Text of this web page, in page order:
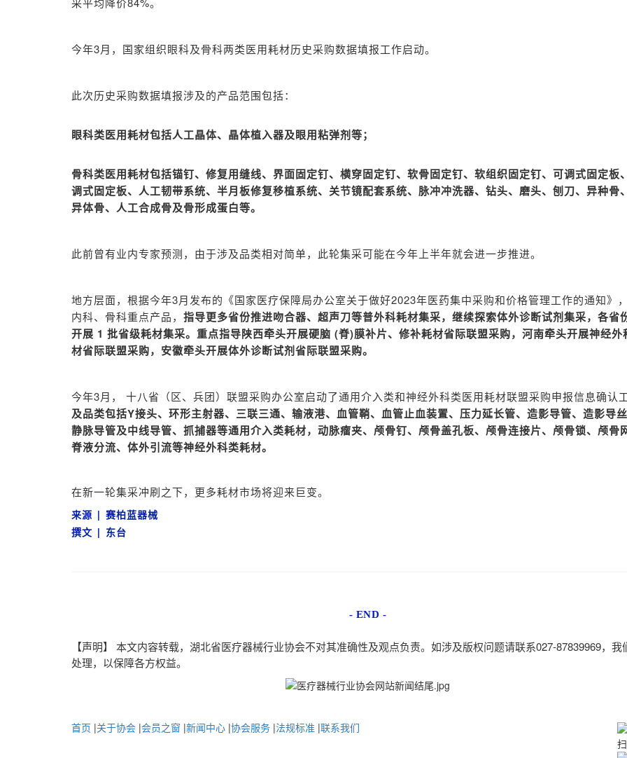
今年3月，国家组织眼科及骨科两类医用耗材历史采购数据填报工作启动。
此次历史采购数据填报涉及的产品范围包括：
眼科类医用耗材包括人工晶体、晶体植入器及眼用粘弹剂等；
骨科类医用耗材包括锚钉、修复用缝线、界面固定钉、横穿固定钉、软骨固定钉、软组织固定钉、可调式固定板
调式固定板、人工韧带系统、半月板修复移植系统、关节镜配套系统、脉冲冲洗器、钻头、磨头、刨刀、异种骨
异体骨、人工合成骨及骨形成蛋白等。
此前曾有业内专家预测，由于涉及品类相对简单，此轮集采可能在今年上半年就会进一步推进。
地方层面，根据今年3月发布的《国家医疗保障局办公室关于做好2023年医药集中采购和价格管理工作的通知》
内科、骨科重点产品， 指导更多省份推进吻合器、超声刀等普外科耗材集采，继续探索体外诊断试剂集采，各省
开展 1 批省级耗材集采。重点指导陕西牵头开展硬脑 (脊)膜补片、修补耗材省际联盟采购，河南牵头开展神经外
材省际联盟采购，安徽牵头开展体外诊断试剂省际联盟采购。
今年3月， 十八省（区、兵团）联盟采购办公室启动了通用介入类和神经外科类医用耗材联盟采购申报信息确认
及品类包括Y接头、环形主射器、三联三通、输液港、血管鞘、血管止血装置、压力延长管、造影导管、造影导
静脉导管及中线导管、抓捕器等通用介入类耗材，动脉瘤夹、颅骨钉、颅骨盖孔板、颅骨连接片、颅骨锁、颅骨
脊液分流、体外引流等神经外科类耗材。
在新一轮集采冲刷之下，更多耗材市场将迎来巨变。
来源 | 赛柏蓝器械
撰文 | 东台
- END -
【声明】 本文内容转载，湖北省医疗器械行业协会不对其准确性及观点负责。如涉及版权问题请联系027-87839969，我
处理，以保障各方权益。
首页 |关于协会 |会员之窗 |新闻中心 |协会服务 |法规标准 |联系我们